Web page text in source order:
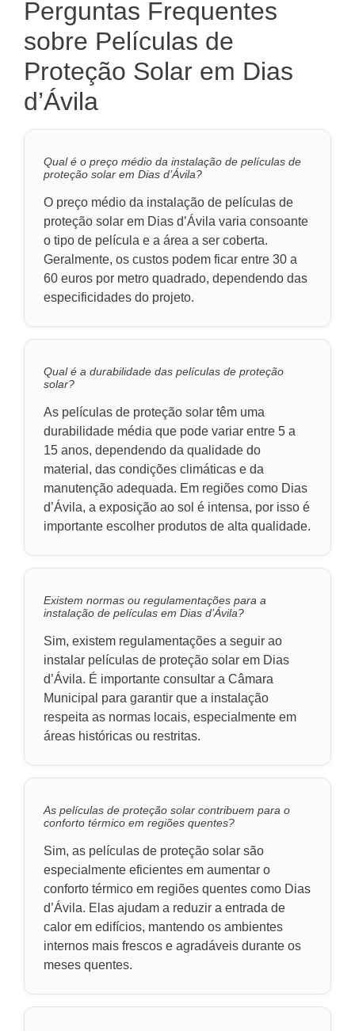
Perguntas Frequentes
sobre Películas de
Proteção Solar em Dias
d’Ávila
Qual é o preço médio da instalação de películas de
proteção solar em Dias d’Ávila?
O preço médio da instalação de películas de
proteção solar em Dias d’Ávila varia consoante
o tipo de película e a área a ser coberta.
Geralmente, os custos podem ficar entre 30 a
60 euros por metro quadrado, dependendo das
especificidades do projeto.
Qual é a durabilidade das películas de proteção
solar?
As películas de proteção solar têm uma
durabilidade média que pode variar entre 5 a
15 anos, dependendo da qualidade do
material, das condições climáticas e da
manutenção adequada. Em regiões como Dias
d’Ávila, a exposição ao sol é intensa, por isso é
importante escolher produtos de alta qualidade.
Existem normas ou regulamentações para a
instalação de películas em Dias d’Ávila?
Sim, existem regulamentações a seguir ao
instalar películas de proteção solar em Dias
d’Ávila. É importante consultar a Câmara
Municipal para garantir que a instalação
respeita as normas locais, especialmente em
áreas históricas ou restritas.
As películas de proteção solar contribuem para o
conforto térmico em regiões quentes?
Sim, as películas de proteção solar são
especialmente eficientes em aumentar o
conforto térmico em regiões quentes como Dias
d’Ávila. Elas ajudam a reduzir a entrada de
calor em edifícios, mantendo os ambientes
internos mais frescos e agradáveis durante os
meses quentes.